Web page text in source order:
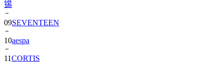
09
10aespa
11CORTIS
12SHINee1